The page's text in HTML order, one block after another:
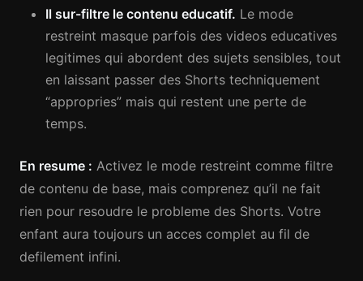
Il sur-filtre le contenu educatif. Le mode
restreint masque parfois des videos educatives
legitimes qui abordent des sujets sensibles, tout
en laissant passer des Shorts techniquement
“appropries” mais qui restent une perte de
temps.
En resume : Activez le mode restreint comme filtre
de contenu de base, mais comprenez qu’il ne fait
rien pour resoudre le probleme des Shorts. Votre
enfant aura toujours un acces complet au fil de
defilement infini.